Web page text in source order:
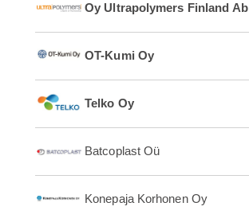
Oy Ultrapolymers Finland Ab
OT-Kumi Oy
Telko Oy
Batcoplast Oü
Konepaja Korhonen Oy